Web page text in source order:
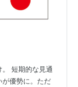
短期的な見通
が優勢に。ただ